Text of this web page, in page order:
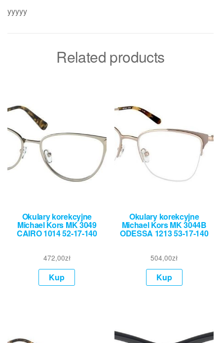
yyyyy
Related products
Okulary korekcyjne
Michael Kors MK 3049
CAIRO 1014 52-17-140
472,00zł
Kup
Okulary korekcyjne
Michael Kors MK 3044B
ODESSA 1213 53-17-140
504,00zł
Kup